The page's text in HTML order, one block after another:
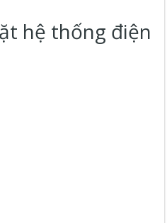
hệ thống điện